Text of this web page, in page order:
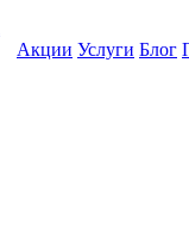
Акции Услуги Блог